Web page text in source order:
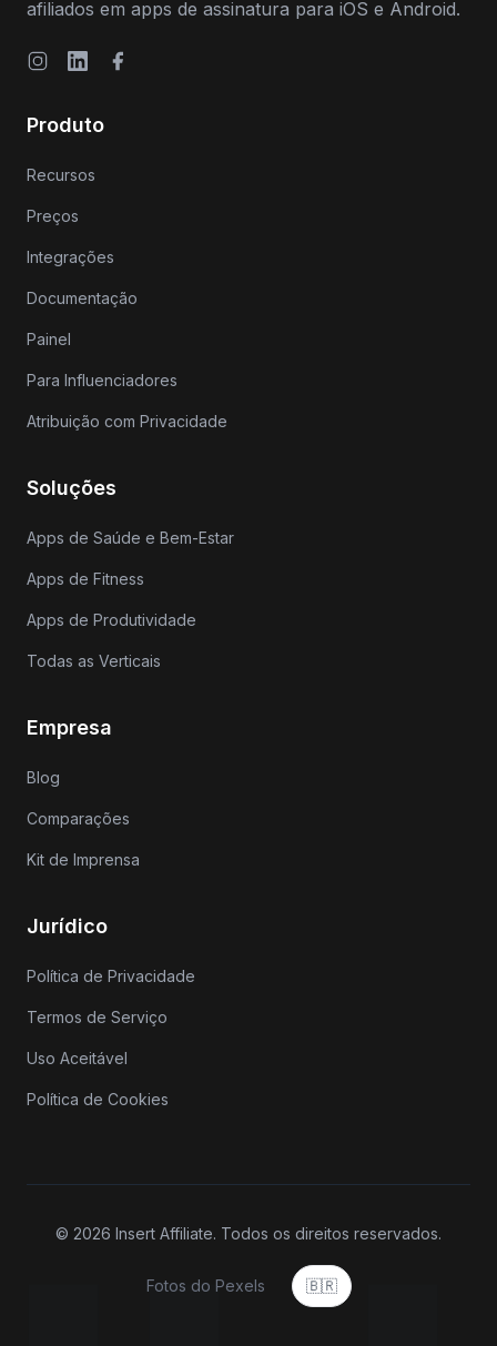
afiliados em apps de assinatura para iOS e Android.
InstagramLinkedInFacebook
Produto
Recursos
Preços
Integrações
Documentação
Painel
Para Influenciadores
Atribuição com Privacidade
Soluções
Apps de Saúde e Bem-Estar
Apps de Fitness
Apps de Produtividade
Todas as Verticais
Empresa
Blog
Comparações
Kit de Imprensa
Jurídico
Política de Privacidade
Termos de Serviço
Uso Aceitável
Política de Cookies
© 2026 Insert Affiliate. Todos os direitos reservados.
Fotos do Pexels 🇧🇷